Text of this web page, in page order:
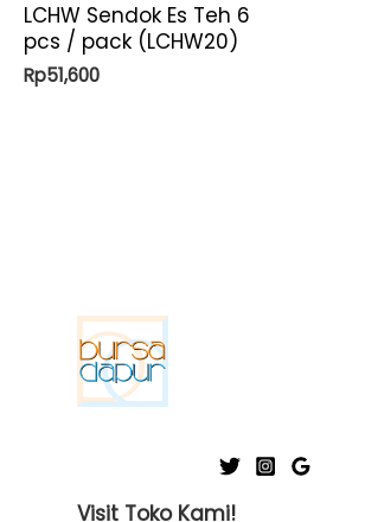
LCHW Sendok Es Teh 6
pcs / pack (LCHW20)
Rp51,600
Visit Toko Kami!